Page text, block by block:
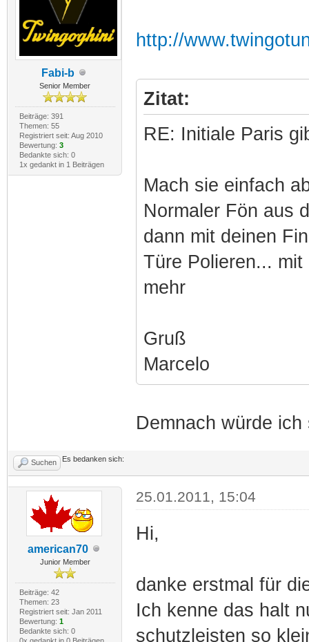
Fabi-b
Senior Member
Beiträge: 391
Themen: 55
Registriert seit: Aug 2010
Bewertung: 3
Bedankte sich: 0
1x gedankt in 1 Beiträgen
http://
Zitat:
RE: Initiale Paris
Mach sie einfach
Normaler Fön aus
dann mit deinen
Türe Polieren...
mehr
Gruß
Marcelo
Demnach würde
Suchen Es bedanken sich:
american70
Junior Member
Beiträge: 42
Themen: 23
Registriert seit: Jan 2011
Bewertung: 1
Bedankte sich: 0
25.01.2011, 15:04
Hi,
danke erstmal für
Ich kenne das halt
schutzleisten so